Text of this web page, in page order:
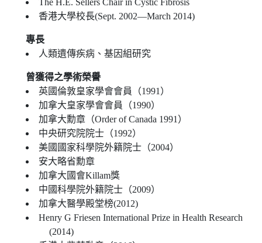
The H.E. Sellers Chair in Cystic Fibrosis
香港大學校長(Sept. 2002—March 2014)
專長
人類遺傳疾病、基因組研究
曾獲得之學術榮譽
英國倫敦皇家學會會員（1991）
加拿大皇家學會會員（1990）
加拿大勳章（Order of Canada 1991）
中央研究院院士（1992）
美國國家科學院外籍院士（2004）
安大略省勳章
加拿大國會Killam獎
中國科學院外籍院士（2009）
加拿大醫學殿堂榜(2012)
Henry G Friesen International Prize in Health Research
(2014)